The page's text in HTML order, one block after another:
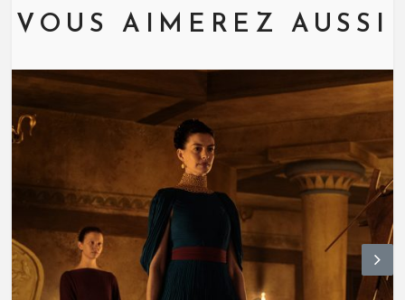
VOUS AIMEREZ AUSSI
N